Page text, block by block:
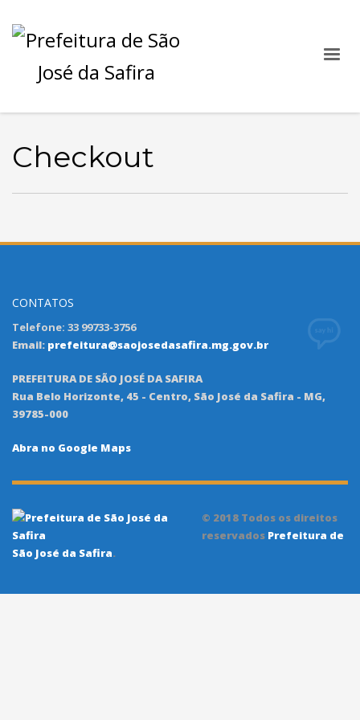
Checkout
CONTATOS
Telefone: 33 99733-3756
Email: prefeitura@saojosedasafira.mg.gov.br
PREFEITURA DE SÃO JOSÉ DA SAFIRA
Rua Belo Horizonte, 45 - Centro, São José da Safira - MG,
39785-000
Abra no Google Maps
© 2018 Todos os direitos
reservados Prefeitura de
São José da Safira.